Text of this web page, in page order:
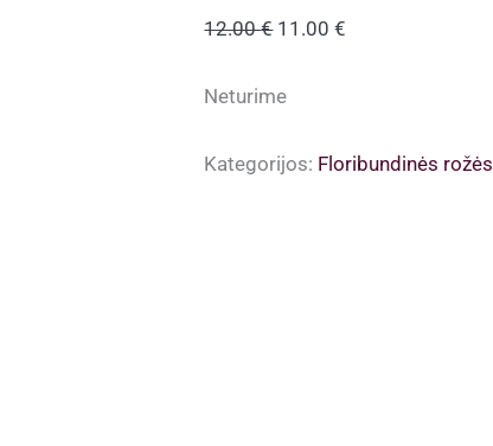
12.00€ Original
was:
11.00€
Neturime
Kategorijos: Floribundinės rožės